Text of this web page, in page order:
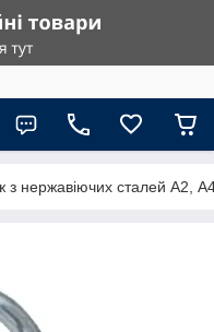
з нержавіючих сталей А2,